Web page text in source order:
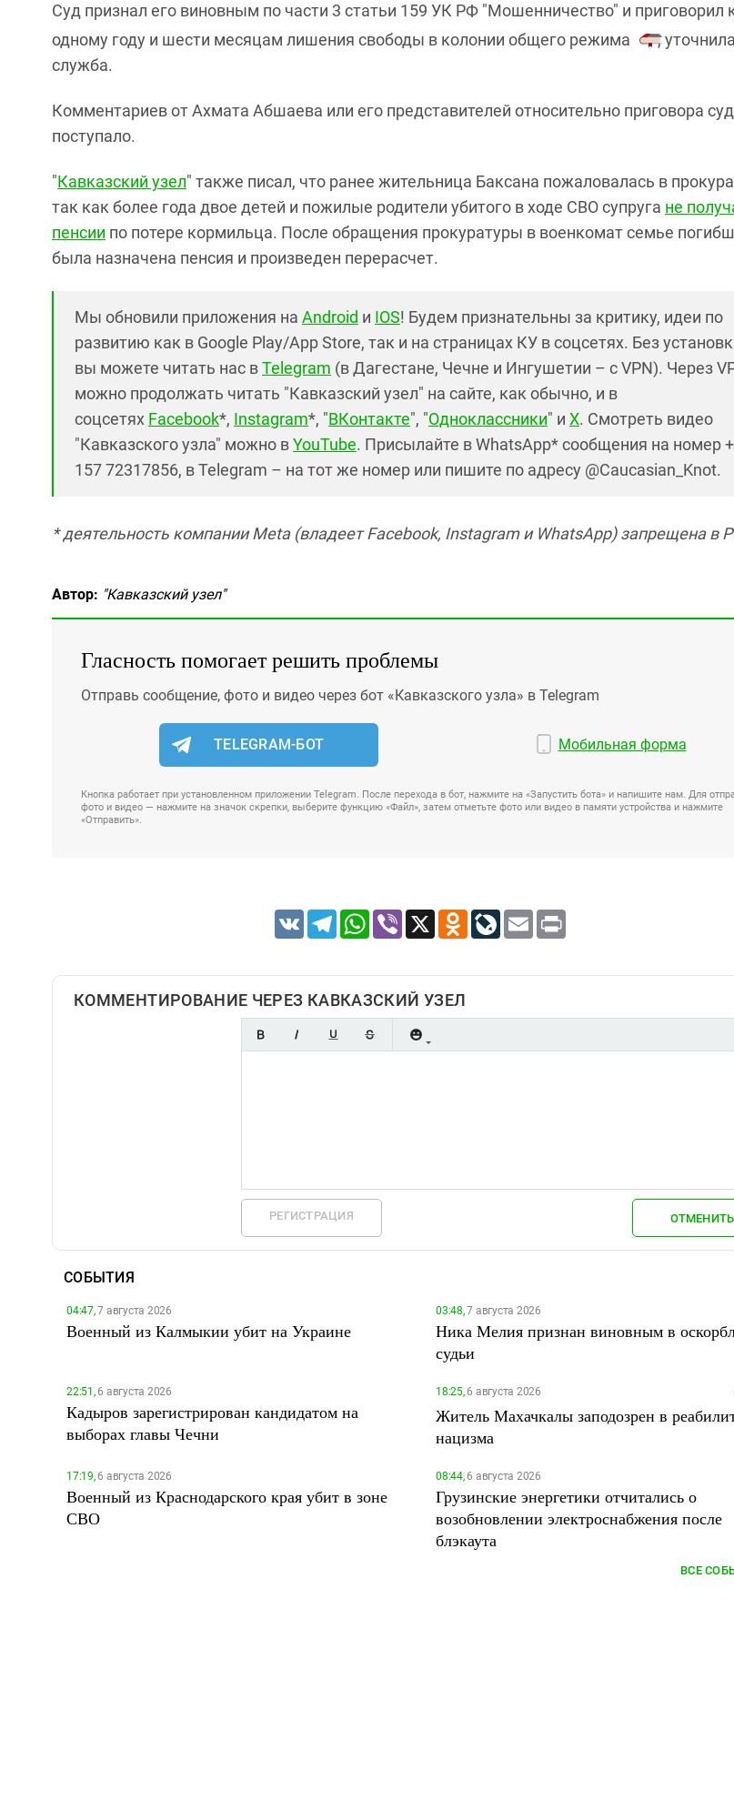
Суд признал его виновным по части 3 статьи 159 УК РФ "Мошенничество" и приговорил
одному году и шести месяцам лишения свободы в колонии общего режима
,
служба.
Комментариев от Ахмата Абшаева или его представителей относительно приговора
поступало.
"Кавказский узел" также писал, что ранее жительница Баксана пожаловалась в
так как более года двое детей и пожилые родители убитого в ходе СВО супруга не
пенсии по потере кормильца. После обращения прокуратуры в военкомат семье
была назначена пенсия и произведен перерасчет.
Мы обновили приложения на Android и IOS! Будем признательны за критику, идеи по
развитию как в Google Play/App Store, так и на страницах КУ в соцсетях. Без
вы можете читать нас вTelegram (в Дагестане, Чечне и Ингушетии – с VPN). Через
можно продолжать читать "Кавказский узел" на сайте, как обычно, и в
соцсетях Facebook*, Instagram*, "ВКонтакте", "Одноклассники" и X. Смотреть видео
"Кавказского узла" можно вYouTube. Присылайте в WhatsApp* сообщения на номер
157 72317856, в Telegram – на тот же номер или пишите по адресу @Caucasian_Knot.
* деятельность компании Meta (владеет Facebook, Instagram и WhatsApp) запрещена в
Автор: "Кавказский узел"
Гласность помогает решить проблемы
Отправь сообщение, фото и видео через бот «Кавказского узла» в Telegram
TELEGRAM-БОТ Мобильная форма
Кнопка работает при установленном приложении Telegram. После перехода в бот, нажмите на «Запустить бота» и напишите нам. Для
фото и видео — нажмите на значок скрепки, выберите функцию «Файл», затем отметьте фото или видео в памяти устройства и нажмите
«Отправить».
VK TelegramWhatsApp
Viber X Odnoklassniki
LiveJournal
Email
КОММЕНТИРОВАНИЕ ЧЕРЕЗ КАВКАЗСКИЙ УЗЕЛ
РЕГИСТРАЦИЯ ОТМЕНИТЬ
СОБЫТИЯ
04:47,7 августа 2026
Военный из Калмыкии убит на Украине
03:48,7 августа 2026
Ника Мелия признан виновным в
судьи
22:51,6 августа 2026
Кадыров зарегистрирован кандидатом на
выборах главы Чечни
18:25,6 августа 2026
Житель Махачкалы заподозрен в
нацизма
17:19,6 августа 2026
Военный из Краснодарского края убит в зоне
СВО
08:44,6 августа 2026
Грузинские энергетики отчитались о
возобновлении электроснабжения после
блэкаута
ВСЕ